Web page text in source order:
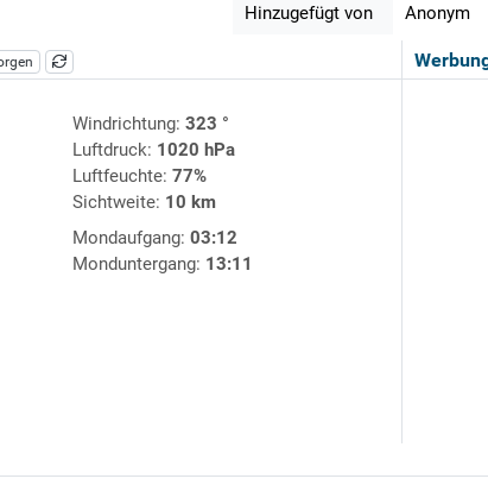
Hinzugefügt von Anonym
Windrichtung: 323 °
Luftdruck: 1020 hPa
Luftfeuchte: 77%
Sichtweite: 10 km
Mondaufgang: 03:12
Monduntergang: 13:11